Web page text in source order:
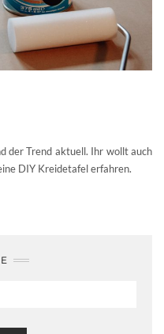
der Trend aktuell. Ihr wollt auch
DIY Kreidetafel erfahren.